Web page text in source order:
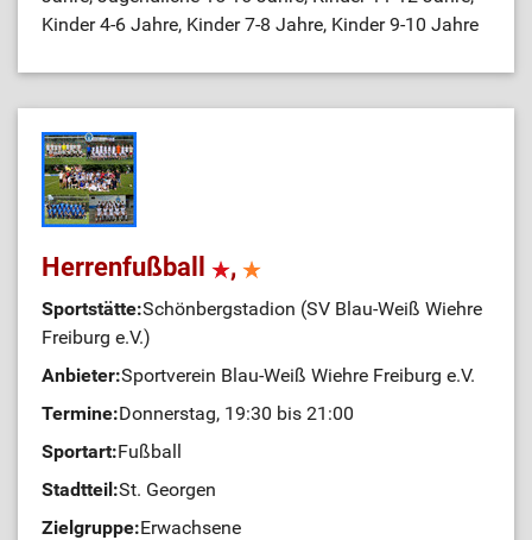
Kinder 4-6 Jahre, Kinder 7-8 Jahre, Kinder 9-10 Jahre
Herrenfußball ,
Sportstätte:Schönbergstadion (SV Blau-Weiß Wiehre
Freiburg e.V.)
Anbieter:Sportverein Blau-Weiß Wiehre Freiburg e.V.
Termine:Donnerstag, 19:30 bis 21:00
Sportart:Fußball
Stadtteil:St. Georgen
Zielgruppe:Erwachsene